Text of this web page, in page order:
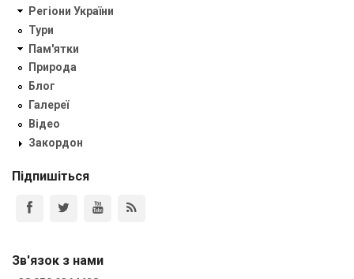
Регіони України
Тури
Пам'ятки
Природа
Блог
Галереї
Відео
Закордон
Підпишіться
Зв'язок з нами